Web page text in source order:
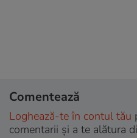
Comentează
Loghează-te în contul tău
comentarii și a te alătura